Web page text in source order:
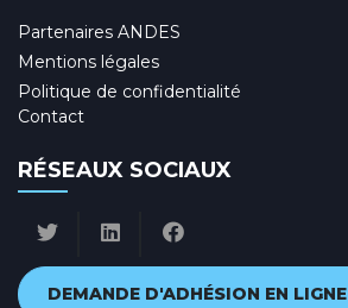
Partenaires ANDES
Mentions légales
Politique de confidentialité
Contact
RÉSEAUX SOCIAUX
DEMANDE D'ADHÉSION EN LIGNE